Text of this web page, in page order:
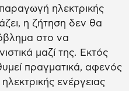
ηλεκτρικής
η ζήτηση δεν θα
στο να
μαζί της. Εκτός
πραγματικά, αφενός
ενέργειας